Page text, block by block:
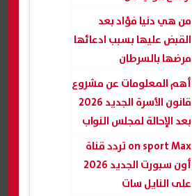
من هي دنيا فؤاد بعد
القبض عليها بسبب ادعائها
مرضها بالسرطان
أهم المعلومات عن مشروع
قانون الأسرة الجديد 2026
بعد الإحالة لمجلس النواب
لدراسته
on sport Max تردد قناة
أون سبورت الجديد 2026
على النايل سات